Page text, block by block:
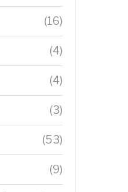
(16)
(4)
(4)
(3)
(53)
(9)